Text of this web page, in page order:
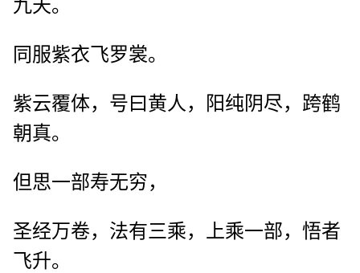
九天。
同服紫衣飞罗裳。
紫云覆体，号曰黄人，阳纯阴尽，跨鹤
朝真。
但思一部寿无穷，
圣经万卷，法有三乘，上乘一部，悟者
飞升。